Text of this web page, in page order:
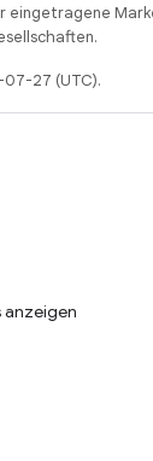
eingetragene
27 (UTC).
anzeigen